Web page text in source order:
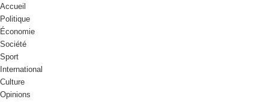
Accueil
Politique
Économie
Société
Sport
International
Culture
Opinions